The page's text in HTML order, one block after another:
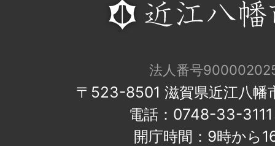
法人番号
〒523-8501 滋賀県近江八幡
電話：0748-33-
開庁時間：9時から